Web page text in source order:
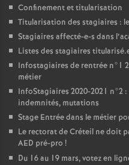
Confinement et titularisation
Titularisation des stagiaires :
Stagiaires affecté-e-s dans
Listes des stagiaires
Infostagiaires de rentrée n°1
métier
InfoStagiaires 2020-2021 n°2
indemnités, mutations
Stage Entrée dans le métier
Le rectorat de Créteil ne doit
AED pré-pro !
Du 16 au 19 mars, votez en